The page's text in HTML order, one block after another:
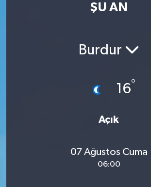
ŞU AN
Burdur
16°
Açık
07 Ağustos Cuma
06:00